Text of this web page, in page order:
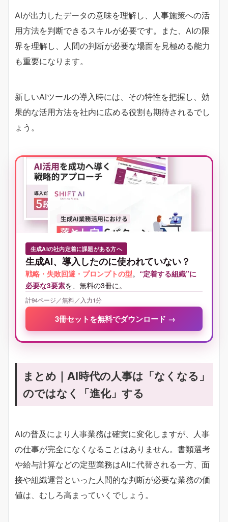
AIが出力したデータの意味を理解し、人事施策への活
用方法を判断できるスキルが必要です。また、AIの限
界を理解し、人間の判断が必要な場面を見極める能力
も重要になります。
新しいAIツールの導入時には、その特性を把握し、効
果的な活用方法を社内に広める役割も期待されるでし
ょう。
生成AIの社内定着に課題がある方へ
生成AI、導入したのに使われていない？
戦略・失敗回避・プロンプトの型。 “定着する組織”に
必要な3要素を、無料の3冊に。
計94ページ／無料／入力1分
3冊セットを無料でダウンロード →
まとめ｜AI時代の人事は「なくなる」
のではなく「進化」する
AIの普及により人事業務は確実に変化しますが、人事
の仕事が完全になくなることはありません。書類選考
や給与計算などの定型業務はAIに代替される一方、面
接や組織運営といった人間的な判断が必要な業務の価
値は、むしろ高まっていくでしょう。